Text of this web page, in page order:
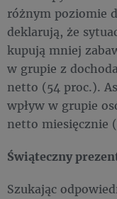
różnym poziomie
deklarują, że
kupują mniej
w grupie z
netto (54 proc.).
wpływ w grupie
netto miesięcznie
Świąteczny
Szukając